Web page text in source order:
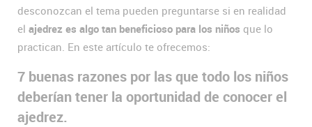
desconozcan el tema pueden preguntarse si en realidad
el ajedrez es algo tan beneficioso para los niños que lo
practican. En este artículo te ofrecemos:
7 buenas razones por las que todo los niños
deberían tener la oportunidad de conocer el
ajedrez.